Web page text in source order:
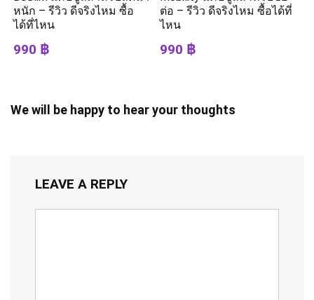
หนัก – รีวิว ดีจริงไหม ซื้อ
ได้ที่ไหน
990 ฿
ต่อ – รีวิว ดีจริงไหม ซื้อได้ที่
ไหน
990 ฿
We will be happy to hear your thoughts
LEAVE A REPLY